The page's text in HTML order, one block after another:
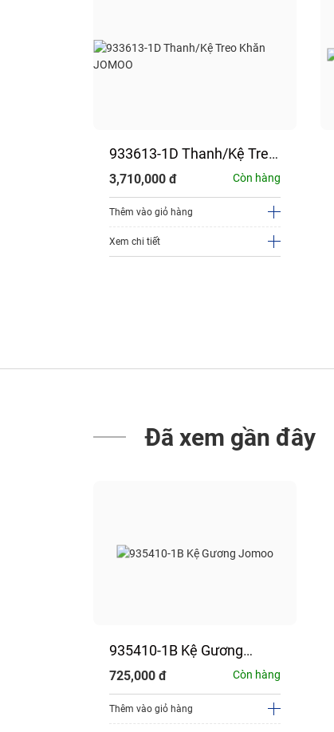
933613-1D Thanh/Kệ Treo
Khăn JOMOO
3,710,000 đ Còn hàng
Thêm vào giỏ hàng
Xem chi tiết
Đã xem gần đây
935410-1B Kệ Gương
Jomoo
725,000 đ Còn hàng
Thêm vào giỏ hàng